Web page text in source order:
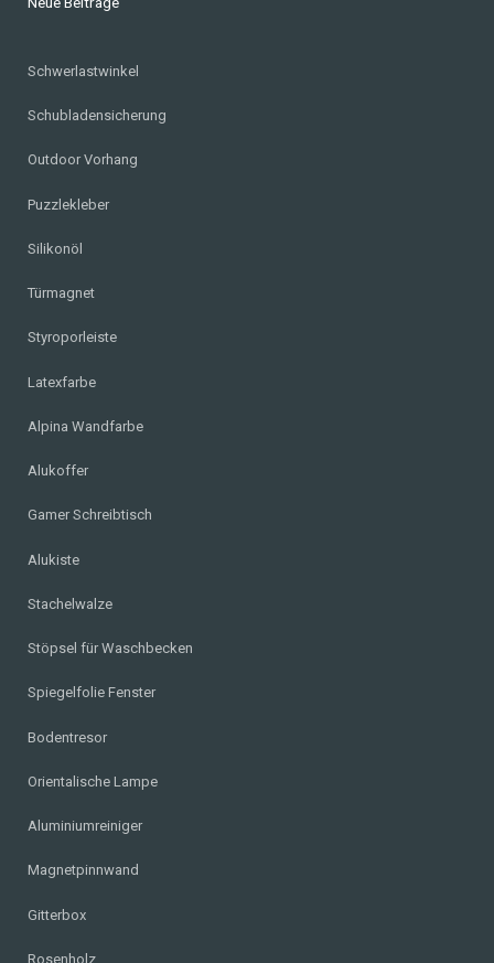
Schwerlastwinkel
Schubladensicherung
Outdoor Vorhang
Puzzlekleber
Silikonöl
Türmagnet
Styroporleiste
Latexfarbe
Alpina Wandfarbe
Alukoffer
Gamer Schreibtisch
Alukiste
Stachelwalze
Stöpsel für Waschbecken
Spiegelfolie Fenster
Bodentresor
Orientalische Lampe
Aluminiumreiniger
Magnetpinnwand
Gitterbox
Rosenholz